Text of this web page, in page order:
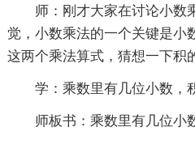
师：刚才大家在讨论小数
觉，小数乘法的一个关键是小
这两个乘法算式，猜想一下积
学：乘数里有几位小数，
师板书：乘数里有几位小